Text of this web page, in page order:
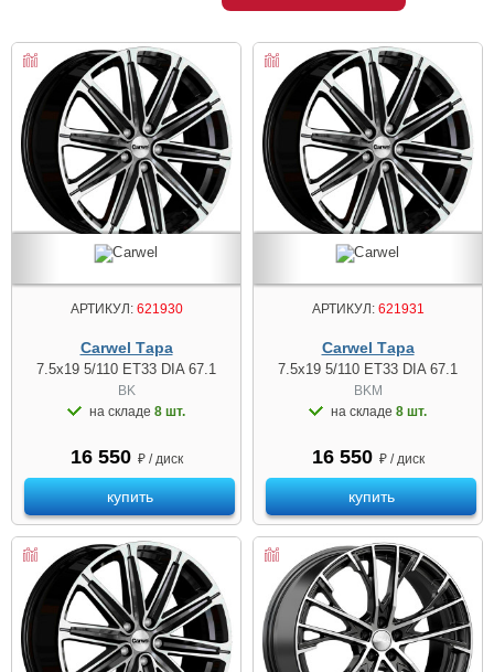
АРТИКУЛ:621930
Carwel Тара
7.5x19 5/110 ET33 DIA 67.1
BK
на складе 8 шт.
16 550 ₽ / диск
купить
АРТИКУЛ:621931
Carwel Тара
7.5x19 5/110 ET33 DIA 67.1
BKM
на складе 8 шт.
16 550 ₽ / диск
купить